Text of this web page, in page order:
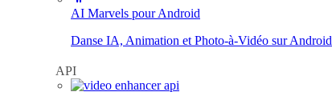
AI Marvels pour Android
Danse IA, Animation et Photo-à-Vidéo sur Android
API